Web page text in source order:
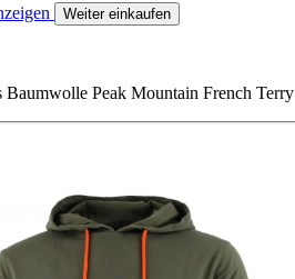
Weiter einkaufen
Baumwolle Peak Mountain French Terry